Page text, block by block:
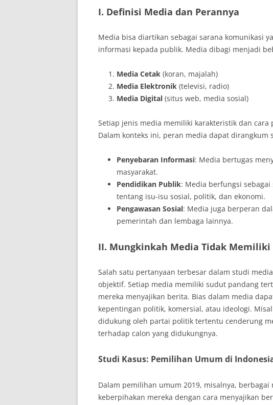
I. Definisi Media dan Perannya
Media bisa diartikan sebagai sarana komunikasi
informasi kepada publik. Media dibagi menjadi
Media Cetak (koran, majalah)
Media Elektronik (televisi, radio)
Media Digital (situs web, media sosial)
Setiap jenis media memiliki karakteristik dan
Dalam konteks ini, peran media dapat dirangkum
Penyebaran Informasi: Media bertugas
masyarakat.
Pendidikan Publik: Media berfungsi
tentang isu-isu sosial, politik, dan ekonomi.
Pengawasan Sosial: Media juga berperan
pemerintah dan lembaga lainnya.
II. Mungkinkah Media Tidak Memiliki
Salah satu pertanyaan terbesar dalam studi
objektif. Setiap media memiliki sudut pandang
mereka menyajikan berita. Bias dalam media
kepentingan politik, komersial, atau ideologi.
didukung oleh partai politik tertentu cenderung
terhadap calon yang didukungnya.
Studi Kasus: Pemilihan Umum di
Dalam pemilihan umum 2019, misalnya,
keberpihakan mereka dengan cara menyajikan